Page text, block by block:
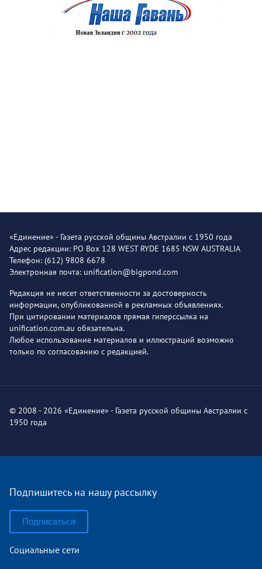
«Единение» - Газета русской общины Австралии с 1950 года
Адрес редакции: PO Box 128 WEST RYDE 1685 NSW AUSTRALIA
Телефон: (612) 9808 6678
Электронная почта: unification@bigpond.com
Редакция не несет ответственности за достоверность
информации, опубликованной в рекламных объявлениях.
При цитировании материалов прямая гиперссылка на
unification.com.au обязательна.
Любое использование материалов и иллюстраций возможно
только по согласованию с редакцией.
© 2008 - 2026 «Единение» - Газета русской общины Австралии с
1950 года
Подпишитесь на нашу рассылку
Подписаться
Социальные сети